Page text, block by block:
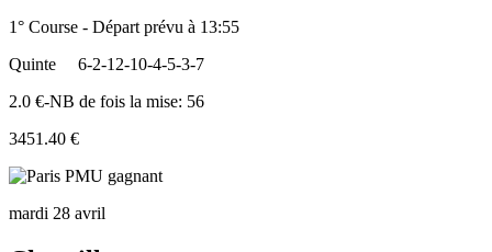
1° Course - Départ prévu à 13:55
Quinte
6-2-12-10-4-5-3-7
2.0 €-NB de fois la mise: 56
3451.40 €
mardi 28 avril